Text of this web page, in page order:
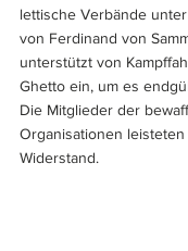
lettische Verbände
von Ferdinand von
unterstützt von
Ghetto ein, um es
Die Mitglieder der
Organisationen
Widerstand.